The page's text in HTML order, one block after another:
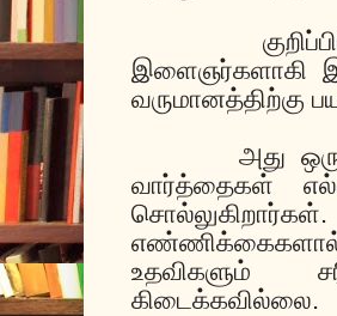
இளைஞர்களாகி
வருமானத்திற்கு
அது
வார்த்தைகள்
உதவிகளும்
கிடைக்கவில்லை.